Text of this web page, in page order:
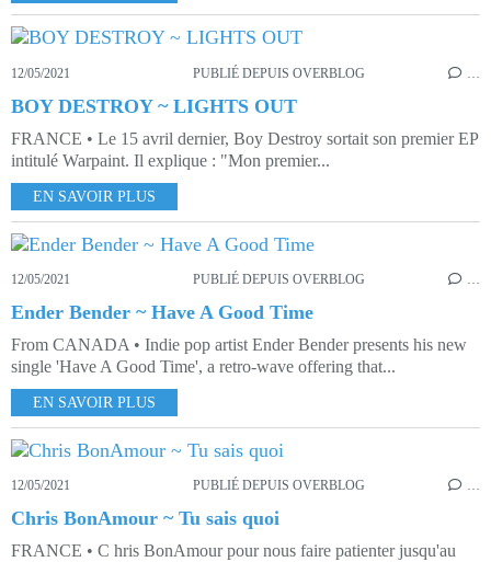
12/05/2021 PUBLIÉ DEPUIS OVERBLOG
BOY DESTROY ~ LIGHTS OUT
FRANCE • Le 15 avril dernier, Boy Destroy sortait son premier EP
intitulé Warpaint. Il explique : "Mon premier...
EN SAVOIR PLUS
12/05/2021 PUBLIÉ DEPUIS OVERBLOG …
Ender Bender ~ Have A Good Time
From CANADA • Indie pop artist Ender Bender presents his new
single 'Have A Good Time', a retro-wave offering that...
EN SAVOIR PLUS
12/05/2021 PUBLIÉ DEPUIS OVERBLOG …
Chris BonAmour ~ Tu sais quoi
FRANCE • C hris BonAmour pour nous faire patienter jusqu'au